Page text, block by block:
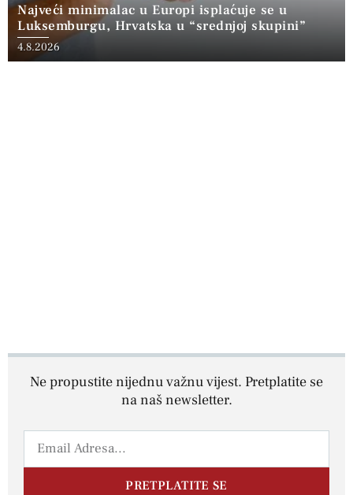
Najveći minimalac u Europi isplaćuje se u
Luksemburgu, Hrvatska u “srednjoj skupini”
4.8.2026
Ne propustite nijednu važnu vijest. Pretplatite se
na naš newsletter.
PRETPLATITE SE